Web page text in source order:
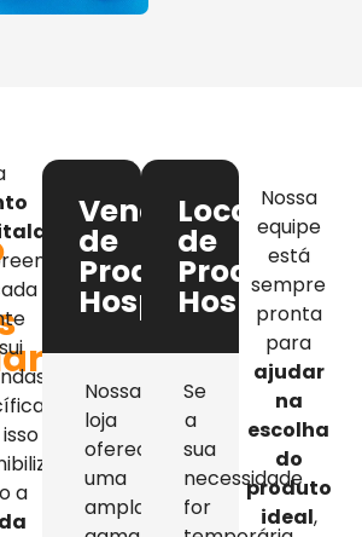
a
Venda
de
Produtos
Hospitalares
Nossa
loja
oferece
uma
ampla
Locação
de
Produtos
Se
a
sua
necessidade
for
Nossa
equipe
está
sempre
pronta
para
ajudar
na
escolha
do
produto
ideal,